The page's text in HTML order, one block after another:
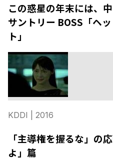
この惑星の年末には、
サントリー BOSS「ヘ
ト」
KDDI | 2016
「主導権を握るな」の
よ」篇